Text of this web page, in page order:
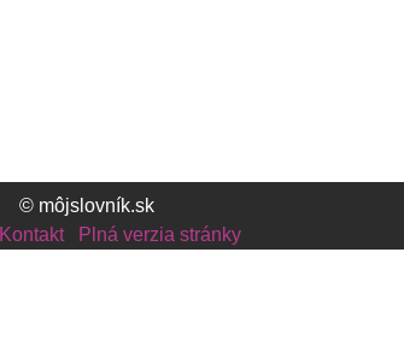
© môjslovník.sk
Kontakt Plná verzia stránky